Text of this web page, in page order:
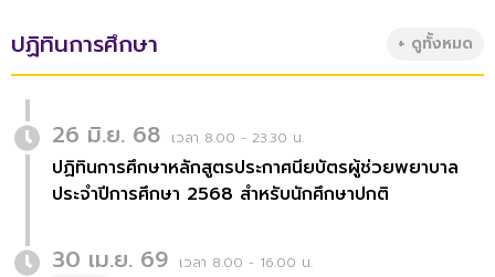
ปฏิทินการศึกษา + ดูทั้งหมด
26 มิ.ย. 68 เวลา 8.00 - 23.30 น.
ปฏิทินการศึกษาหลักสูตรประกาศนียบัตรผู้ช่วยพยาบาล
ประจำปีการศึกษา 2568 สำหรับนักศึกษาปกติ
30 เม.ย. 69 เวลา 8.00 - 16.00 น.